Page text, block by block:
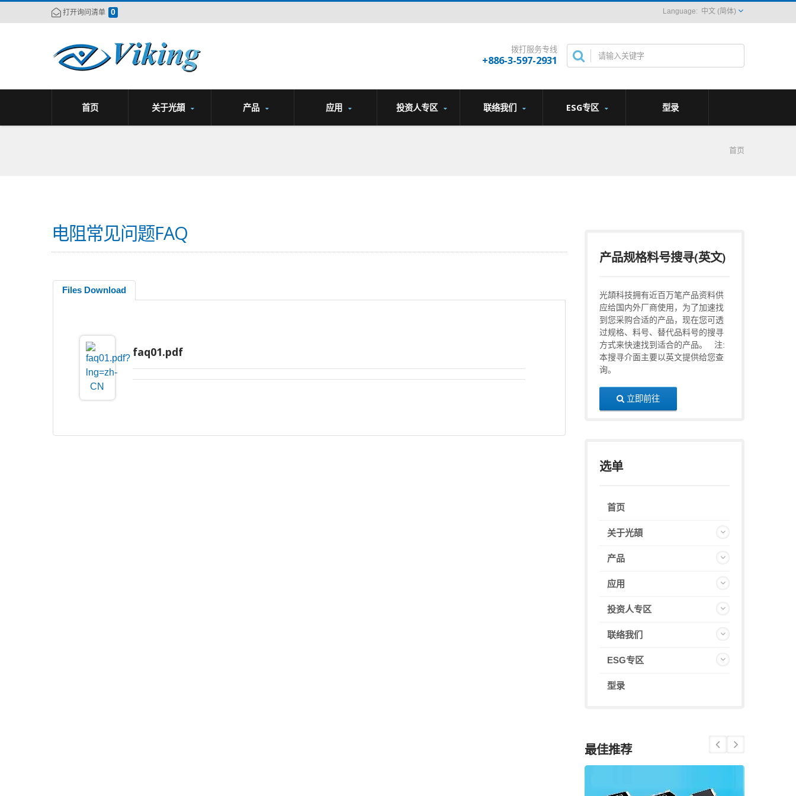
打开询问清单 0 中文 (简体)
拨打服务专线
+886-3-597-2931
首页 关于光頡 产品 应用 投资人专区 联络我们 ESG专区 型录
首页
电阻常见问题FAQ
Files Download
faq01.pdf
产品规格料号搜寻(英文)
光頡科技拥有近百万笔产品资料供
应给国内外厂商使用，为了加速找
到您采购合适的产品，现在您可透
过规格、料号、替代品料号的搜寻
方式来快速找到适合的产品。 注:
本搜寻介面主要以英文提供给您查
询。
立即前往
选单
首页
关于光頡
产品
应用
投资人专区
联络我们
ESG专区
型录
最佳推荐